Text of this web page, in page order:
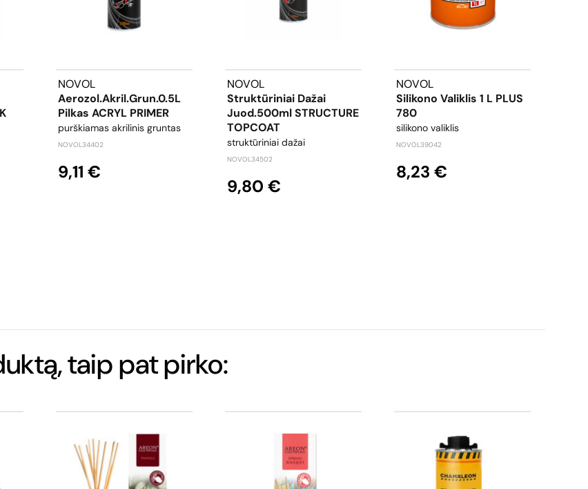
NOVOL
Aerozol.akril.grun.0.5L
Pilkas ACRYL PRIMER
purškiamas akrilinis gruntas
NOVOL34402
9,11 €
NOVOL
Struktūriniai Dažai
Juod.500ml STRUCTURE
TOPCOAT
struktūriniai dažai
NOVOL34502
9,80 €
NOVOL
Silikono Valiklis 1 L PLUS
780
silikono valiklis
NOVOL39042
8,23 €
taip pat pirko: